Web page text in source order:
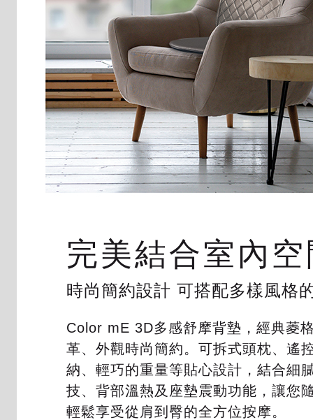
完美結合室內
時尚簡約設計 可搭配多樣風格
Color mE 3D多感舒摩背墊，經典菱
革、外觀時尚簡約。可拆式頭枕、遙
納、輕巧的重量等貼心設計，結合細
技、背部溫熱及座墊震動功能，讓您
輕鬆享受從肩到臀的全方位按摩。